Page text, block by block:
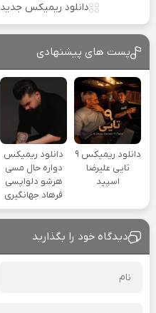
دانلود ریمیکس جدید
پست های پیشنهادی
دانلود ریمیکس ۹
تایی علیرضا
اسپید
دانلود ریمیکس
دواره حال مسی
هرشو دلواپسی
فرهاد جهانگیری
دیدگاه خود را بگذارید